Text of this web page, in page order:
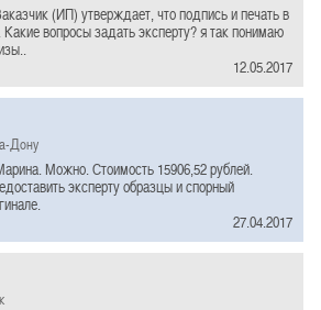
(ИП) утверждает, что подпись и печать в
Какие вопросы задать эксперту? я так понимаю
12.05.2017
Дону
Можно. Стоимость 15906,52 рублей.
эксперту образцы и спорный
27.04.2017